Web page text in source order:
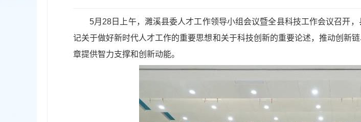
5月28日上午，濉溪县委人才工作领导小组会议暨全县科技工作会议召开
记关于做好新时代人才工作的重要思想和关于科技创新的重要论述，推动创新
章提供智力支撑和创新动能。